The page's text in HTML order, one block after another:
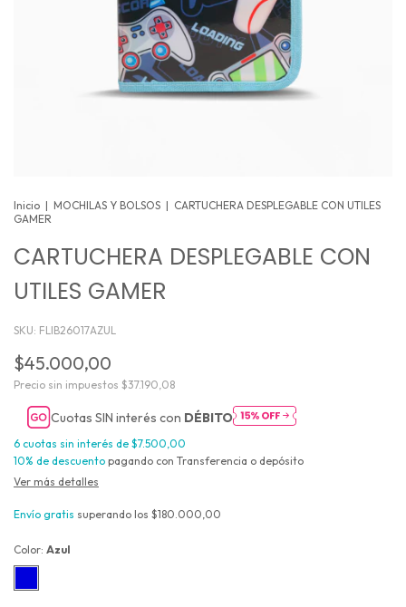
Inicio | MOCHILAS Y BOLSOS | CARTUCHERA DESPLEGABLE CON UTILES
GAMER
CARTUCHERA DESPLEGABLE CON
UTILES GAMER
SKU: FLIB26017AZUL
$45.000,00
Precio sin impuestos $37.190,08
Cuotas SIN interés con DÉBITO
6 cuotas sin interés de $7.500,00
10% de descuento pagando con Transferencia o depósito
Ver más detalles
Envío gratis superando los $180.000,00
Color: Azul